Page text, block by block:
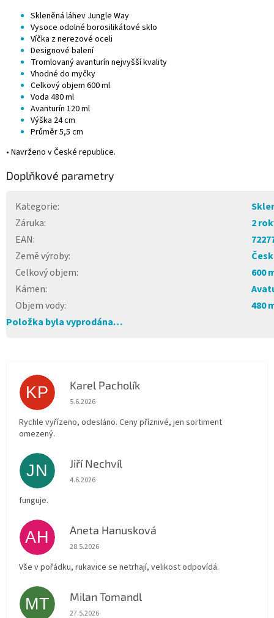
Skleněná láhev Jungle Way
Vysoce odolné borosilikátové sklo
Víčka z nerezové oceli
Designové balení
Tromlovaný avanturín nejvyšší kvality
Vhodné do myčky
Celkový objem 600 ml
Voda 480 ml
Avanturín 120 ml
Výška 24 cm
Průměr 5,5 cm
• Navrženo v České republice.
Doplňkové parametry
Kategorie:
Záruka:
2
EAN:
Země výroby:
Celkový objem:
600
Kámen:
Objem vody:
480
Položka byla vyprodána…
KP Karel Pacholík
Hodnocení obchodu je 4 z 5 hvězdiček.
5.6.2026
Rychle vyřízeno, odesláno. Ceny příznivé, jen sortiment
omezený.
JN Jiří Nechvíl
Hodnocení obchodu je 5 z 5 hvězdiček.
4.6.2026
funguje.
AH Aneta Hanusková
Hodnocení obchodu je 5 z 5 hvězdiček.
28.5.2026
Vše v pořádku, rukavice se netrhají, velikost odpovídá.
MT Milan Tomandl
Hodnocení obchodu je 5 z 5 hvězdiček.
27.5.2026